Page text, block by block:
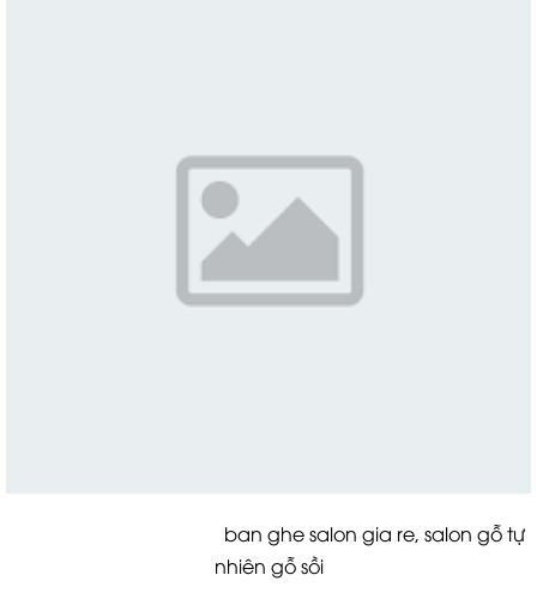
ban ghe salon gia re, salon gỗ tự
nhiên gỗ sồi